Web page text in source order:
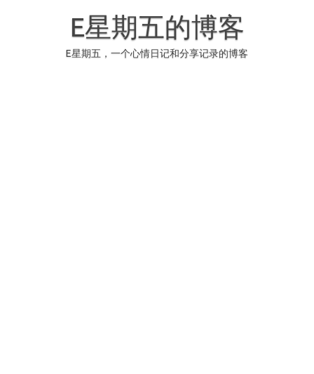
E星期五的博客
E星期五，一个心情日记和分享记录的博客